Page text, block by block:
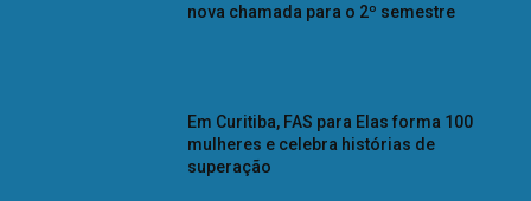
nova chamada para o 2º semestre
Em Curitiba, FAS para Elas forma 100
mulheres e celebra histórias de
superação